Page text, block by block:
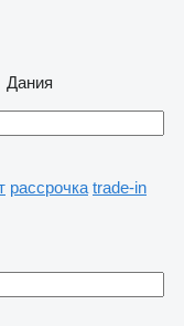
Дания
рассрочка trade-in